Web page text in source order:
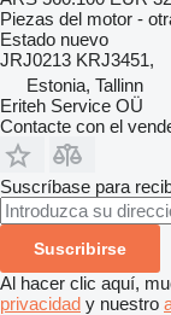
Piezas del motor -
Estado nuevo
JRJ0213 KRJ3451,
Estonia, Tallinn
Eriteh Service OÜ
Contacte con el
Suscríbase para
Suscribirse
Al hacer clic aquí,
privacidad y nuestro